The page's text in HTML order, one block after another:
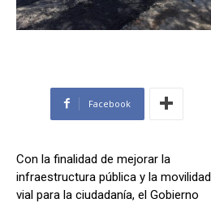
Facebook
Con la finalidad de mejorar la
infraestructura pública y la movilidad
vial para la ciudadanía, el Gobierno